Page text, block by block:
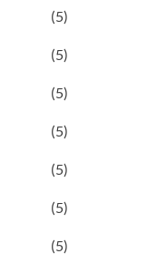
(5)
(5)
(5)
(5)
(5)
(5)
(5)